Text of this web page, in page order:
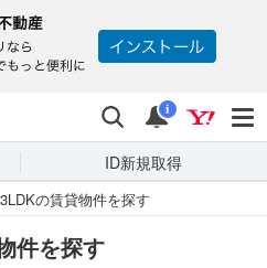
検索 通知
i
ID新規取得
3LDKの賃貸物件を探す
件を探す